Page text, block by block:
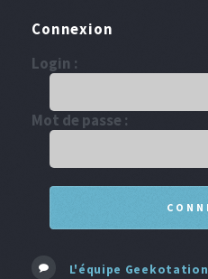
Connexion
Login :
Mot de passe :
L'équipe Geekotation